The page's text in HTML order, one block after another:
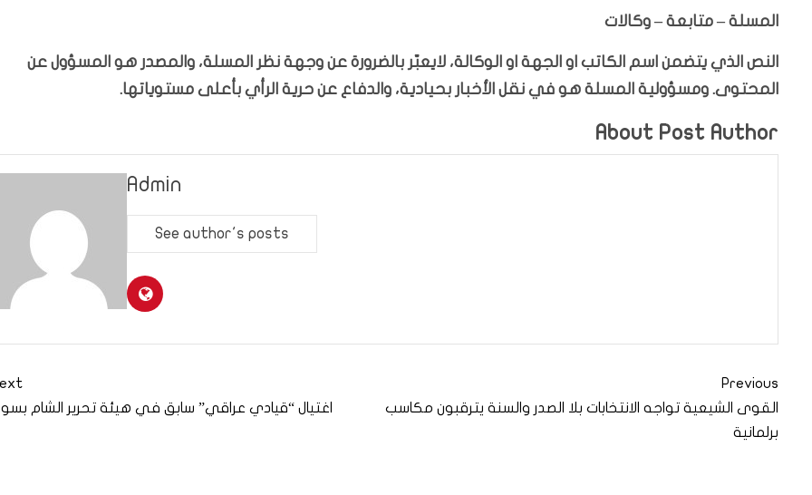
المسلة – متابعة – وكالات
النص الذي يتضمن اسم الكاتب او الجهة او الوكالة، لايعبّر بالضرورة عن وجهة نظر المسلة، والمصدر هو المسؤول عن
المحتوى. ومسؤولية المسلة هو في نقل الأخبار بحيادية، والدفاع عن حرية الرأي بأعلى مستوياتها.
About Post Author
Admin
See author's posts
Previous
القوى الشيعية تواجه الانتخابات بلا الصدر والسنة يترقبون مكاسب
برلمانية
اغتيال “قيادي عراقي” سابق في هيئة تحرير الشام